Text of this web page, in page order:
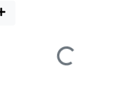
Загружается...